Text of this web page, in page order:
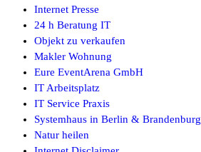
Internet Presse
24 h Beratung IT
Objekt zu verkaufen
Makler Wohnung
Eure EventArena GmbH
IT Arbeitsplatz
IT Service Praxis
Systemhaus in Berlin & Brandenburg
Natur heilen